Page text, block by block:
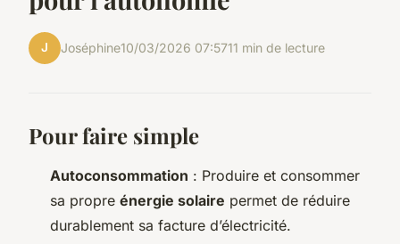
J Joséphine10/03/2026 07:5711 min de lecture
Pour faire simple
Autoconsommation : Produire et consommer
sa propre énergie solaire permet de réduire
durablement sa facture d’électricité.